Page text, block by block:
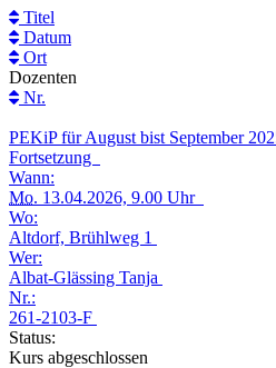
Titel
Datum
Ort
Dozenten
Nr.
PEKiP für August bist September
Fortsetzung
Wann:
Mo. 13.04.2026, 9.00 Uhr
Wo:
Altdorf, Brühlweg 1
Wer:
Albat-Glässing Tanja
Nr.:
261-2103-F
Status:
Kurs abgeschlossen